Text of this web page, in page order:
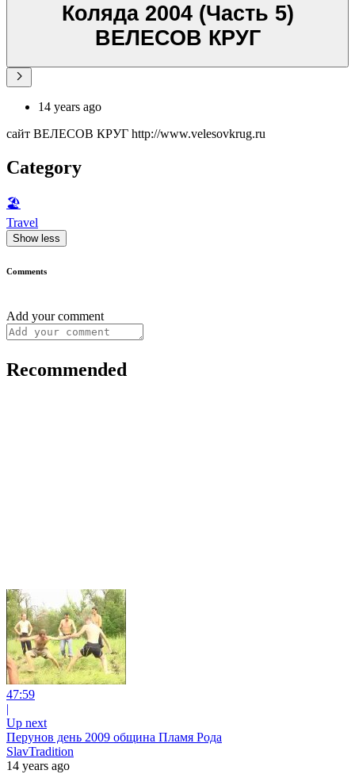
Коляда 2004 (Часть 5)
ВЕЛЕСОВ КРУГ
14 years ago
сайт ВЕЛЕСОВ КРУГ http://www.velesovkrug.ru
Category
🏖
Travel
Show less
Comments
Add your comment
Recommended
47:59
|
Up next
Перунов день 2009 община Пламя Рода
SlavTradition
14 years ago